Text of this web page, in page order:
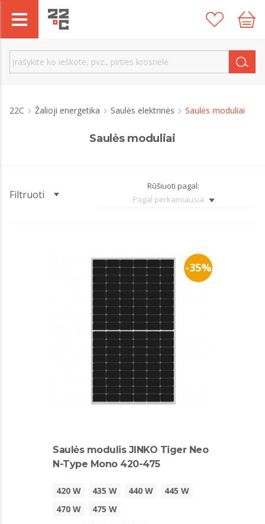
22C Žalioji energetika Saulės elektrinės Saulės moduliai
Saulės moduliai
Filtruoti
Rūšiuoti pagal:
Pagal perkamiausia
-35%
Saulės modulis JINKO Tiger Neo
N-Type Mono 420-475
420 W 435 W 440 W
445 W
470 W
475 W